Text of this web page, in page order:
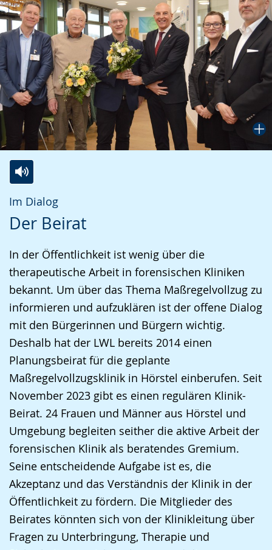
Im Dialog
Der Beirat
In der Öffentlichkeit ist wenig über die
therapeutische Arbeit in forensischen Kliniken
bekannt. Um über das Thema Maßregelvollzug zu
informieren und aufzuklären ist der offene Dialog
mit den Bürgerinnen und Bürgern wichtig.
Deshalb hat der LWL bereits 2014 einen
Planungsbeirat für die geplante
Maßregelvollzugsklinik in Hörstel einberufen. Seit
November 2023 gibt es einen regulären Klinik-
Beirat. 24 Frauen und Männer aus Hörstel und
Umgebung begleiten seither die aktive Arbeit der
forensischen Klinik als beratendes Gremium.
Seine entscheidende Aufgabe ist es, die
Akzeptanz und das Verständnis der Klinik in der
Öffentlichkeit zu fördern. Die Mitglieder des
Beirates könnten sich von der Klinikleitung über
Fragen zu Unterbringung, Therapie und
Leichten
Sprache
wechseln.
Audio-
Unterstützung.
Video
in
Deutscher
Gebärdensprache
wird
angezeigt.